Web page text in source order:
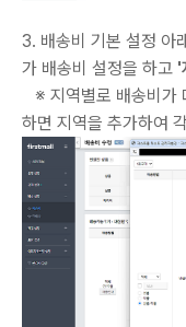
3. 배송비 기본 설정 아
가 배송비 설정을 하고 '
※ 지역별로 배송비가
하면 지역을 추가하여